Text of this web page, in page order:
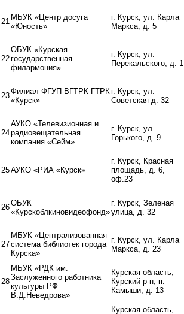
21 МБУК «Центр досуга
«Юность»
г. Курск, ул. Карла
Маркса, д. 5
22
ОБУК «Курская
государственная
филармония»
г. Курск, ул.
Перекальского, д. 1
23Филиал ФГУП ВГТРК ГТРК
«Курск»
г. Курск, ул.
Советская д. 32
24
АУКО «Телевизионная и
радиовещательная
компания «Сейм»
г. Курск, ул.
Горького, д. 9
25АУКО «РИА «Курск»
г. Курск, Красная
площадь, д. 6,
оф.23
26ОБУК
«Курскоблкиновидеофонд»
г. Курск, Зеленая
улица, д. 32
27
МБУК «Централизованная
система библиотек города
Курска»
г. Курск, ул. Карла
Маркса, д. 23
28
МБУК «РДК им.
Заслуженного работника
культуры РФ
В.Д.Неведрова»
Курская область,
Курский р-н, п.
Камыши, д. 13
Курская область,